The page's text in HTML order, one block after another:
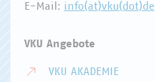
E-Mail: info(at)vku(dot)de
VKU Angebote
VKU AKADEMIE